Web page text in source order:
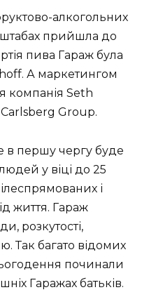
алкогольних
прийшла до
пива Гараж була
А маркетингом
компанія Seth
Carlsberg Group.
в першу чергу буде
у віці до 25
і
життя. Гараж
розкутості,
Так багато відомих
починали
Гаражах батьків.